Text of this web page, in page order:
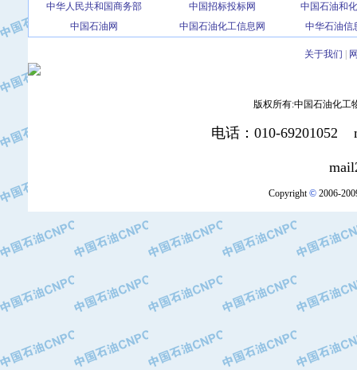
·中国石油大庆石油化工总厂
·北京三盈联合石油技术有限公司
·北京长空工业有限公司
·河北保定天威集团特变电气有限公司
·中国石油抚顺石化公司
·中国石油辽阳石油化纤公司
·托肯恒山科技（广州）有限公司
·中国石油兰州石油化工公司
·大庆油田有限责任公司
·中国石油辽河油田分公司
中华人民共和国商务部
中国招标投标网
中国石油和
中国石油网
中国石油化工信息网 中华石油信
关于我们
版权所有:中国石油化工
电话：010-69201052
Copyright©2006-